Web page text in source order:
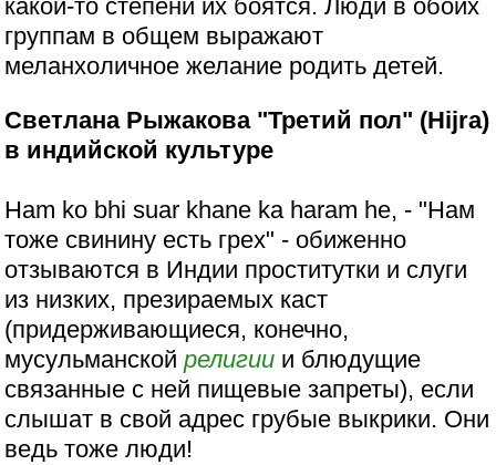
какой-то степени их боятся. Люди в обоих
группам в общем выражают
меланхоличное желание родить детей.
Светлана Рыжакова "Третий пол" (Hijra)
в индийской культуре
Ham ko bhi suar khane ka haram he, - "Нам
тоже свинину есть грех" - обиженно
отзываются в Индии проститутки и слуги
из низких, презираемых каст
(придерживающиеся, конечно,
мусульманскойрелигии и блюдущие
связанные с ней пищевые запреты), если
слышат в свой адрес грубые выкрики. Они
ведь тоже люди!